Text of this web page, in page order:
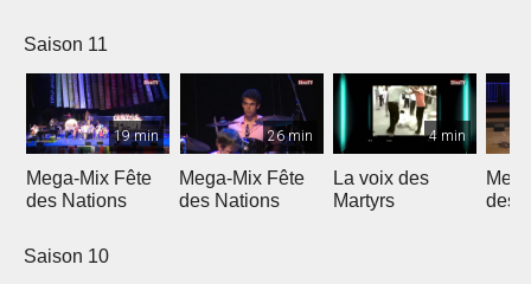
Saison 11
19 min
Mega-Mix Fête
des Nations
26 min
Mega-Mix Fête
des Nations
4 min
La voix des
Martyrs
des
Saison 10